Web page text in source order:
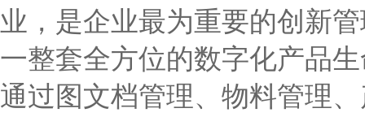
业，是企业最为重要的创新
一整套全方位的数字化产品
通过图文档管理、物料管理